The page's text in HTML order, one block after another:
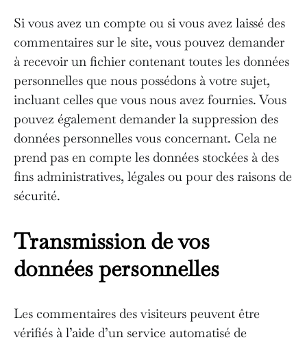
Si vous avez un compte ou si vous avez laissé des
commentaires sur le site, vous pouvez demander
à recevoir un fichier contenant toutes les données
personnelles que nous possédons à votre sujet,
incluant celles que vous nous avez fournies. Vous
pouvez également demander la suppression des
données personnelles vous concernant. Cela ne
prend pas en compte les données stockées à des
fins administratives, légales ou pour des raisons de
sécurité.
Transmission de vos
données personnelles
Les commentaires des visiteurs peuvent être
vérifiés à l’aide d’un service automatisé de